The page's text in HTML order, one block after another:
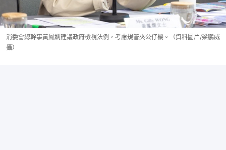
消委會總幹事黃鳳嫺建議政府檢視法例，考慮規管夾公仔機。（資料圖片/梁鵬威
攝）